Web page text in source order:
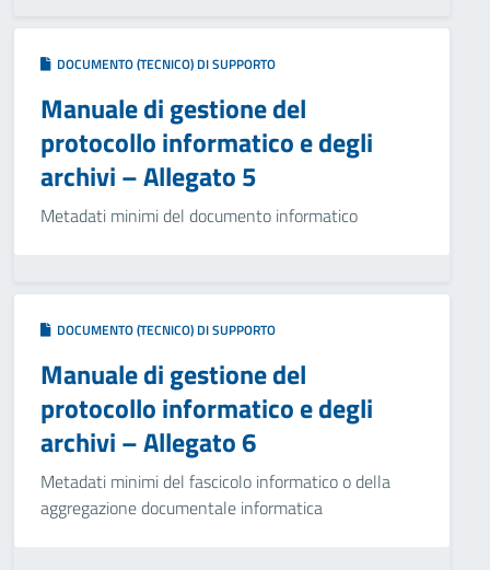
DOCUMENTO (TECNICO) DI SUPPORTO
Manuale di gestione del
protocollo informatico e degli
archivi – Allegato 5
Metadati minimi del documento informatico
DOCUMENTO (TECNICO) DI SUPPORTO
Manuale di gestione del
protocollo informatico e degli
archivi – Allegato 6
Metadati minimi del fascicolo informatico o della
aggregazione documentale informatica